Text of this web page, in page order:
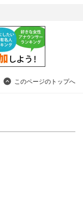
このページのトップへ